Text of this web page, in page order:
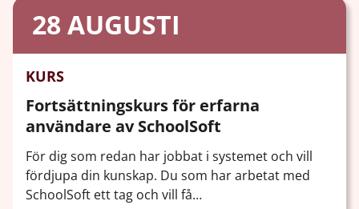
28 AUGUSTI
KURS
Fortsättningskurs för erfarna
användare av SchoolSoft
För dig som redan har jobbat i systemet och vill
fördjupa din kunskap. Du som har arbetat med
SchoolSoft ett tag och vill få…